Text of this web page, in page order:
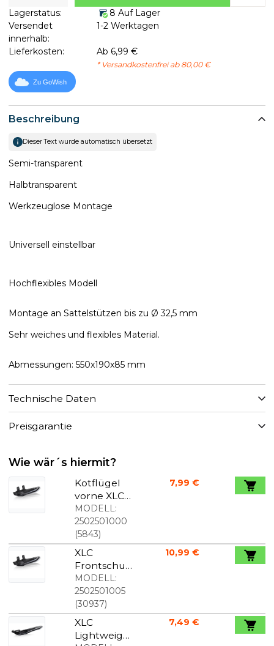
Beschreibung
Dieser Text wurde automatisch übersetzt
Semi-transparent
Halbtransparent
Werkzeuglose Montage
Universell einstellbar
Hochflexibles Modell
Montage an Sattelstützen bis zu Ø 32,5 mm
Sehr weiches und flexibles Material.
Abmessungen: 550x190x85 mm
Technische Daten
Preisgarantie
Lagerstatus:
8 Auf Lager
Versendet
innerhalb:
1-2 Werktagen
Lieferkosten: Ab 6,99 €
* Versandkostenfrei ab 80,00 €
Zu GoWish
Wie wär´s hiermit?
Kotflügel
vorne XLC
MG-C05
MODELL:
2502501000
(5843)
7,99 €
XLC
Frontschut
zblech für
Fatbikes
MODELL:
2502501005
(30937)
10,99 €
XLC
Lightweight
7,49 €